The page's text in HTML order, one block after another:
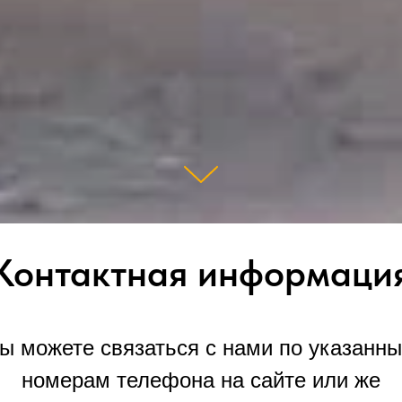
можете связаться с нами по
номерам телефона на сайте или же